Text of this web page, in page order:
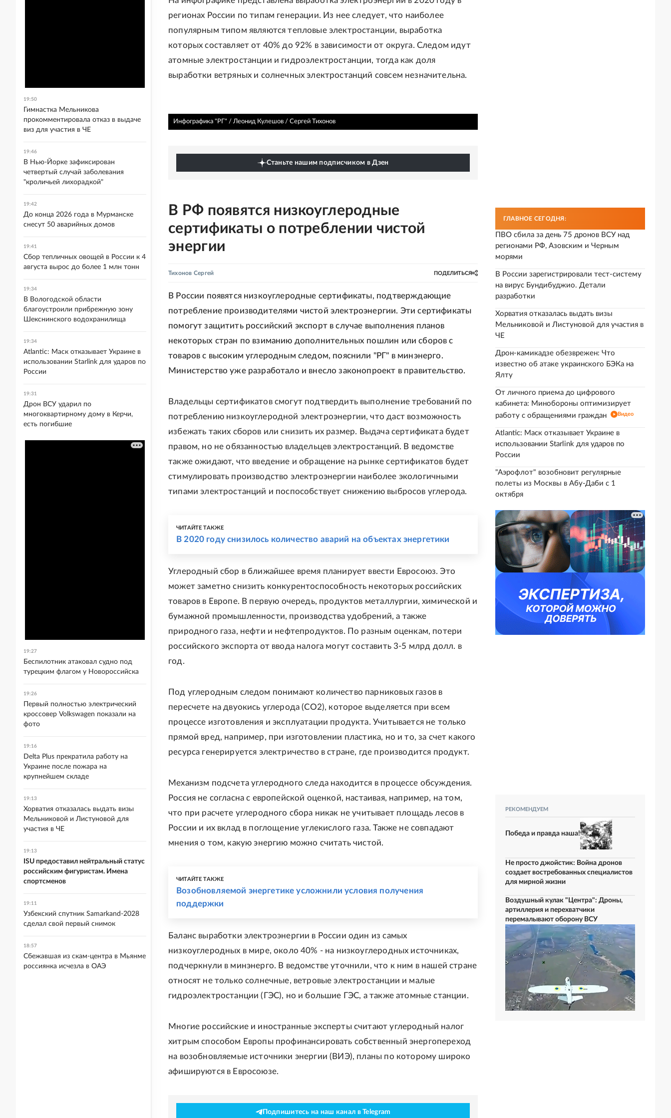
регионах России по типам генерации. Из нее следует, что наиболее
популярным типом являются тепловые электростанции, выработка
которых составляет от 40% до 92% в зависимости от округа. Следом идут
атомные электростанции и гидроэлектростанции, тогда как доля
выработки ветряных и солнечных электростанций совсем незначительна.
Инфографика "РГ" / Леонид Кулешов / Сергей Тихонов
Станьте нашим подписчиком в Дзен
В РФ появятся низкоуглеродные
сертификаты о потреблении чистой
энергии
Тихонов Сергей ПОДЕЛИТЬСЯ
В России появятся низкоуглеродные сертификаты, подтверждающие
потребление производителями чистой электроэнергии. Эти сертификаты
помогут защитить российский экспорт в случае выполнения планов
некоторых стран по взиманию дополнительных пошлин или сборов с
товаров с высоким углеродным следом, пояснили "РГ" в минэнерго.
Министерство уже разработало и внесло законопроект в правительство.
Владельцы сертификатов смогут подтвердить выполнение требований по
потреблению низкоуглеродной электроэнергии, что даст возможность
избежать таких сборов или снизить их размер. Выдача сертификата будет
правом, но не обязанностью владельцев электростанций. В ведомстве
также ожидают, что введение и обращение на рынке сертификатов будет
стимулировать производство электроэнергии наиболее экологичными
типами электростанций и поспособствует снижению выбросов углерода.
ЧИТАЙТЕ ТАКЖЕ
В 2020 году снизилось количество аварий на объектах энергетики
Углеродный сбор в ближайшее время планирует ввести Евросоюз. Это
может заметно снизить конкурентоспособность некоторых российских
товаров в Европе. В первую очередь, продуктов металлургии, химической и
бумажной промышленности, производства удобрений, а также
природного газа, нефти и нефтепродуктов. По разным оценкам, потери
российского экспорта от ввода налога могут составить 3-5 млрд долл. в
год.
Под углеродным следом понимают количество парниковых газов в
пересчете на двуокись углерода (CO2), которое выделяется при всем
процессе изготовления и эксплуатации продукта. Учитывается не только
прямой вред, например, при изготовлении пластика, но и то, за счет какого
ресурса генерируется электричество в стране, где производится продукт.
Механизм подсчета углеродного следа находится в процессе обсуждения.
Россия не согласна с европейской оценкой, настаивая, например, на том,
что при расчете углеродного сбора никак не учитывает площадь лесов в
России и их вклад в поглощение углекислого газа. Также не совпадают
мнения о том, какую энергию можно считать чистой.
ЧИТАЙТЕ ТАКЖЕ
Возобновляемой энергетике усложнили условия получения
поддержки
Баланс выработки электроэнергии в России один из самых
низкоуглеродных в мире, около 40% - на низкоуглеродных источниках,
подчеркнули в минэнерго. В ведомстве уточнили, что к ним в нашей стране
относят не только солнечные, ветровые электростанции и малые
гидроэлектростанции (ГЭС), но и большие ГЭС, а также атомные станции.
Многие российские и иностранные эксперты считают углеродный налог
хитрым способом Европы профинансировать собственный энергопереход
на возобновляемые источники энергии (ВИЭ), планы по которому широко
афишируются в Евросоюзе.
Подпишитесь на наш канал в Telegram
ГЛАВНОЕ СЕГОДНЯ:
ПВО сбила за день 75 дронов ВСУ над
регионами РФ, Азовским и Черным
морями
В России зарегистрировали тест-систему
на вирус Бундибуджио. Детали
разработки
Хорватия отказалась выдать визы
Мельниковой и Листуновой для участия в
ЧЕ
Дрон-камикадзе обезврежен: Что
известно об атаке украинского БЭКа на
Ялту
От личного приема до цифрового
кабинета: Минобороны оптимизирует
работу с обращениями граждан
Видео
Atlantic: Маск отказывает Украине в
использовании Starlink для ударов по
России
"Аэрофлот" возобновит регулярные
полеты из Москвы в Абу-Даби с 1
октября
РЕКОМЕНДУЕМ
Победа и правда наша!
Не просто джойстик: Война дронов
создает востребованных специалистов
для мирной жизни
Воздушный кулак "Центра": Дроны,
артиллерия и перехватчики
перемалывают оборону ВСУ
19:50
Гимнастка Мельникова
прокомментировала отказ в выдаче
виз для участия в ЧЕ
19:46
В Нью-Йорке зафиксирован
четвертый случай заболевания
"кроличьей лихорадкой"
19:42
До конца 2026 года в Мурманске
снесут 50 аварийных домов
19:41
Сбор тепличных овощей в России к 4
августа вырос до более 1 млн тонн
19:34
В Вологодской области
благоустроили прибрежную зону
Шекснинского водохранилища
19:34
Atlantic: Маск отказывает Украине в
использовании Starlink для ударов по
России
19:31
Дрон ВСУ ударил по
многоквартирному дому в Керчи,
есть погибшие
19:27
Беспилотник атаковал судно под
турецким флагом у Новороссийска
19:26
Первый полностью электрический
кроссовер Volkswagen показали на
фото
19:16
Delta Plus прекратила работу на
Украине после пожара на
крупнейшем складе
19:13
Хорватия отказалась выдать визы
Мельниковой и Листуновой для
участия в ЧЕ
19:13
ISU предоставил нейтральный статус
российским фигуристам. Имена
спортсменов
19:11
Узбекский спутник Samarkand-2028
сделал свой первый снимок
18:57
Сбежавшая из скам-центра в Мьянме
россиянка исчезла в ОАЭ